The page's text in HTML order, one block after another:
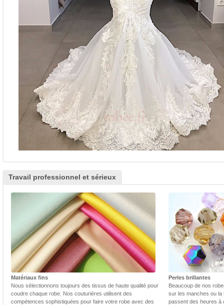
Travail professionnel et sérieux
Matériaux fins
Nous sélectionnons toujours des tissus de haute qualité pour
coudre chaque robe. Nos couturières utilisent des
compétences sophistiquées pour faire votre robe avec des
Perles brillantes
Beaucoup de nos
sur les manches ou la
passent des heures à